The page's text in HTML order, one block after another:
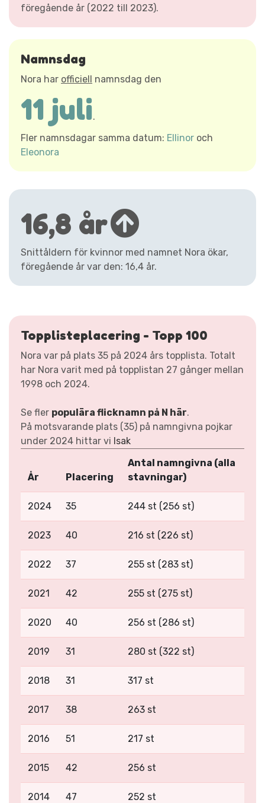
föregående år (2022 till 2023).
Namnsdag
Nora har officiell namnsdag den
11 juli.
Fler namnsdagar samma datum: Ellinor och
Eleonora
16,8 år
Snittåldern för kvinnor med namnet Nora ökar,
föregående år var den: 16,4 år.
Topplisteplacering - Topp 100
Nora var på plats 35 på 2024 års topplista. Totalt
har Nora varit med på topplistan 27 gånger mellan
1998 och 2024.
Se fler populära flicknamn på N här.
På motsvarande plats (35) på namngivna pojkar
under 2024 hittar vi Isak
År Placering
Antal namngivna (alla
stavningar)
2024 35 244 st (256 st)
2023 40 216 st (226 st)
2022 37 255 st (283 st)
2021 42 255 st (275 st)
2020 40 256 st (286 st)
2019 31 280 st (322 st)
2018 31 317 st
2017 38 263 st
2016 51 217 st
2015 42 256 st
2014 47 252 st